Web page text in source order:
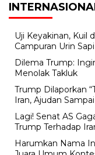
Uji Keyakinan, Kuil
Campuran Urin Sapi
Dilema Trump:
Menolak Takluk
Trump Dilaporkan
Iran, Ajudan
Lagi! Senat AS
Trump Terhadap
Harumkan Nama